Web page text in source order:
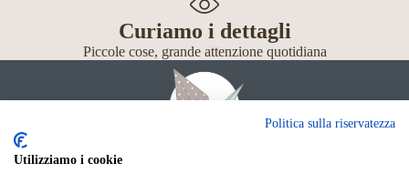
Curiamo i dettagli
Piccole cose, grande attenzione quotidiana
Politica sulla riservatezza
Utilizziamo i cookie